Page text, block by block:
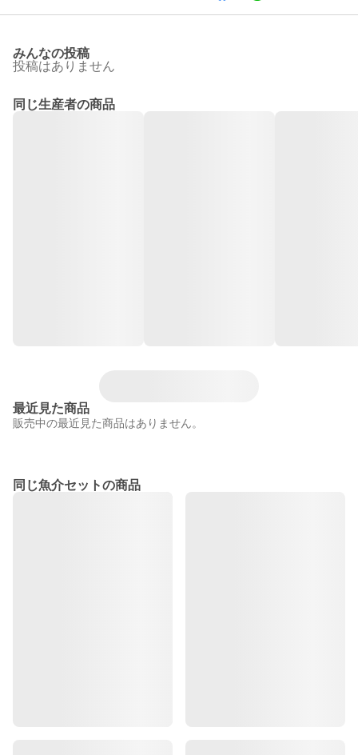
みんなの投稿
投稿はありません
同じ生産者の商品
最近見た商品
販売中の最近見た商品はありません。
同じ魚介セットの商品